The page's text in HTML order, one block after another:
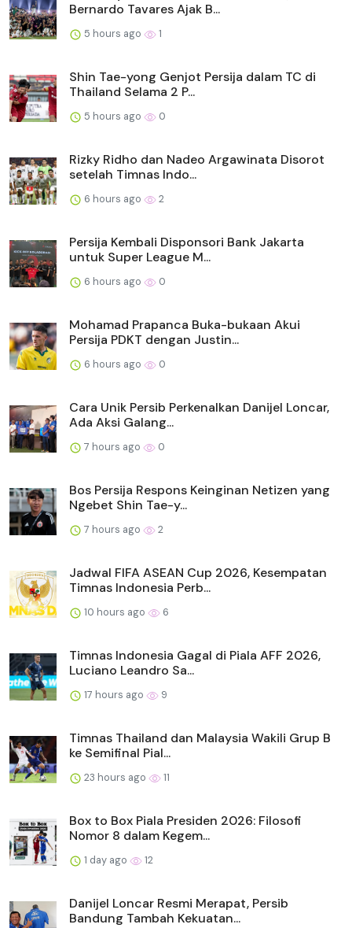
Bernardo Tavares Ajak B...
5 hours ago 1
Shin Tae-yong Genjot Persija dalam TC di
Thailand Selama 2 P...
5 hours ago 0
Rizky Ridho dan Nadeo Argawinata Disorot
setelah Timnas Indo...
6 hours ago 2
Persija Kembali Disponsori Bank Jakarta
untuk Super League M...
6 hours ago 0
Mohamad Prapanca Buka-bukaan Akui
Persija PDKT dengan Justin...
6 hours ago 0
Cara Unik Persib Perkenalkan Danijel Loncar,
Ada Aksi Galang...
7 hours ago 0
Bos Persija Respons Keinginan Netizen yang
Ngebet Shin Tae-y...
7 hours ago 2
Jadwal FIFA ASEAN Cup 2026, Kesempatan
Timnas Indonesia Perb...
10 hours ago 6
Timnas Indonesia Gagal di Piala AFF 2026,
Luciano Leandro Sa...
17 hours ago 9
Timnas Thailand dan Malaysia Wakili Grup B
ke Semifinal Pial...
23 hours ago 11
Box to Box Piala Presiden 2026: Filosofi
Nomor 8 dalam Kegem...
1 day ago 12
Danijel Loncar Resmi Merapat, Persib
Bandung Tambah Kekuatan...